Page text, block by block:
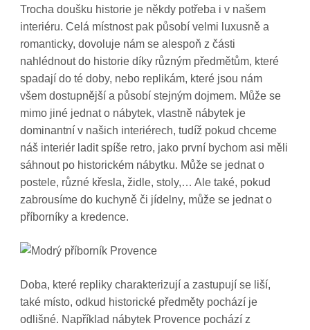
Trocha doušku historie je někdy potřeba i v našem
interiéru. Celá místnost pak působí velmi luxusně a
romanticky, dovoluje nám se alespoň z části
nahlédnout do historie díky různým předmětům, které
spadají do té doby, nebo replikám, které jsou nám
všem dostupnější a působí stejným dojmem. Může se
mimo jiné jednat o nábytek, vlastně nábytek je
dominantní v našich interiérech, tudíž pokud chceme
náš interiér ladit spíše retro, jako první bychom asi měli
sáhnout po historickém nábytku. Může se jednat o
postele, různé křesla, židle, stoly,… Ale také, pokud
zabrousíme do kuchyně či jídelny, může se jednat o
příborníky a kredence.
Doba, které repliky charakterizují a zastupují se liší,
také místo, odkud historické předměty pochází je
odlišné. Například nábytek Provence pochází z